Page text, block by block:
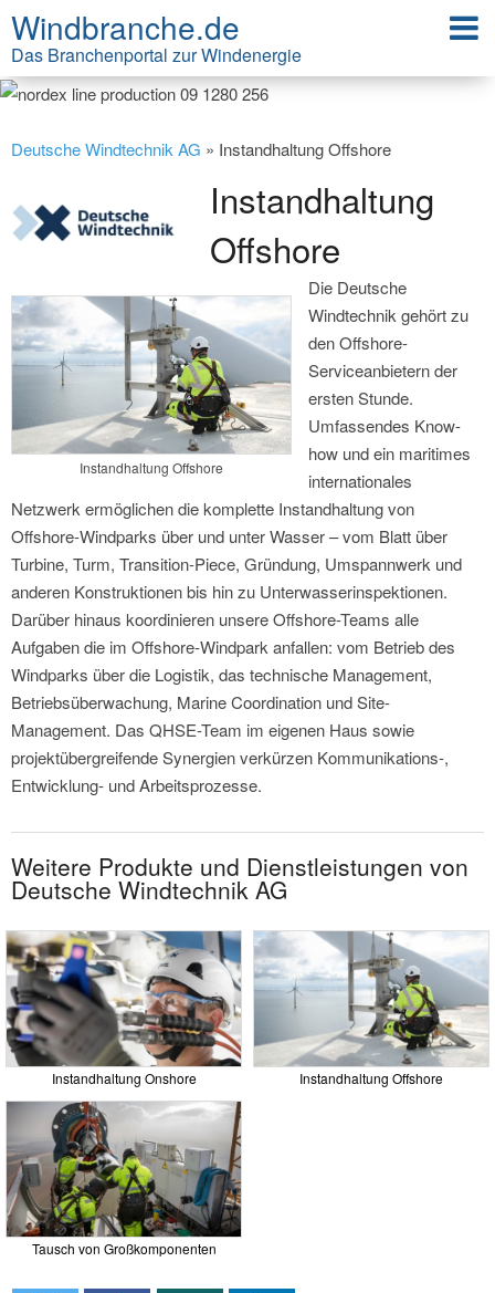
Windbranche.de
Das Branchenportal zur Windenergie
Deutsche Windtechnik AG » Instandhaltung Offshore
Instandhaltung
Offshore
Instandhaltung Offshore
Die Deutsche
Windtechnik gehört zu
den Offshore-
Serviceanbietern der
ersten Stunde.
Umfassendes Know-
how und ein maritimes
internationales
Netzwerk ermöglichen die komplette Instandhaltung von
Offshore-Windparks über und unter Wasser – vom Blatt über
Turbine, Turm, Transition-Piece, Gründung, Umspannwerk und
anderen Konstruktionen bis hin zu Unterwasserinspektionen.
Darüber hinaus koordinieren unsere Offshore-Teams alle
Aufgaben die im Offshore-Windpark anfallen: vom Betrieb des
Windparks über die Logistik, das technische Management,
Betriebsüberwachung, Marine Coordination und Site-
Management. Das QHSE-Team im eigenen Haus sowie
projektübergreifende Synergien verkürzen Kommunikations-,
Entwicklung- und Arbeitsprozesse.
Weitere Produkte und Dienstleistungen von
Deutsche Windtechnik AG
Instandhaltung Onshore Instandhaltung Offshore
Tausch von Großkomponenten